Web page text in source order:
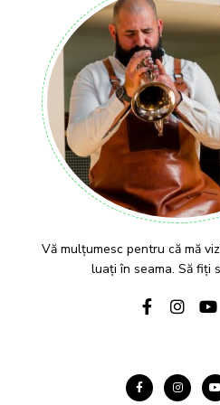
Vă mulțumesc pentru că mă
luați în seama. Să fiți